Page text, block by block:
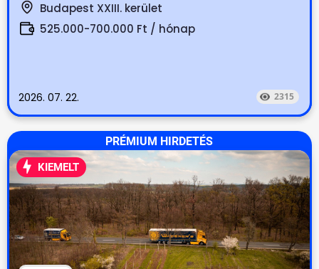
Budapest XXIII. kerület
525.000-700.000 Ft / hónap
2026. 07. 22. 2315
PRÉMIUM HIRDETÉS
KIEMELT